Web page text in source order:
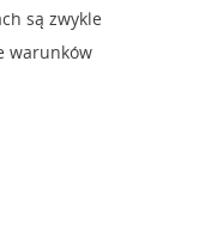
są zwykle
warunków